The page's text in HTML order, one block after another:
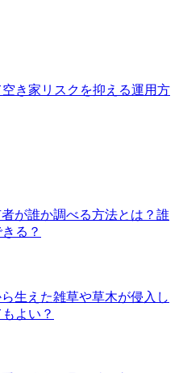
き家リスクを抑える運用方
が誰か調べる方法とは？誰
る？
生えた雑草や草木が侵入し
よい？